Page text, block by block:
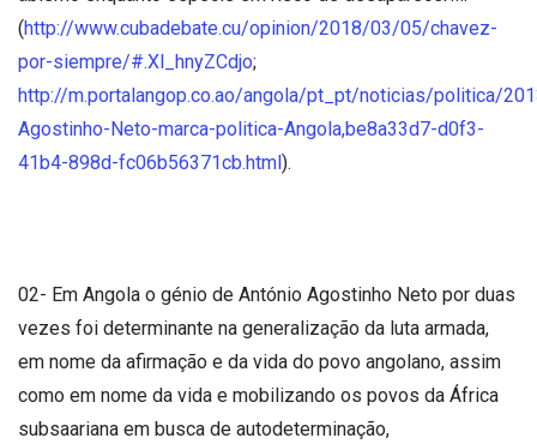
(http://www.cubadebate.cu/opinion/2018/03/05/chavez-
por-siempre/#.Xl_hnyZCdjo;
http://m.portalangop.co.ao/angola/pt_pt/noticias/politica/
Agostinho-Neto-marca-politica-Angola,be8a33d7-d0f3-
41b4-898d-fc06b56371cb.html).
02- Em Angola o génio de António Agostinho Neto por duas
vezes foi determinante na generalização da luta armada,
em nome da afirmação e da vida do povo angolano, assim
como em nome da vida e mobilizando os povos da África
subsaariana em busca de autodeterminação,